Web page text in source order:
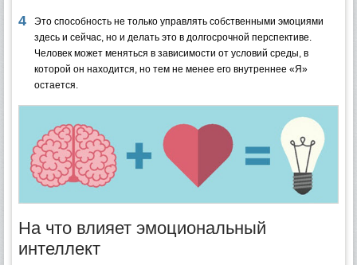
Это способность не только управлять собственными эмоциями
здесь и сейчас, но и делать это в долгосрочной перспективе.
Человек может меняться в зависимости от условий среды, в
которой он находится, но тем не менее его внутреннее «Я»
остается.
На что влияет эмоциональный
интеллект